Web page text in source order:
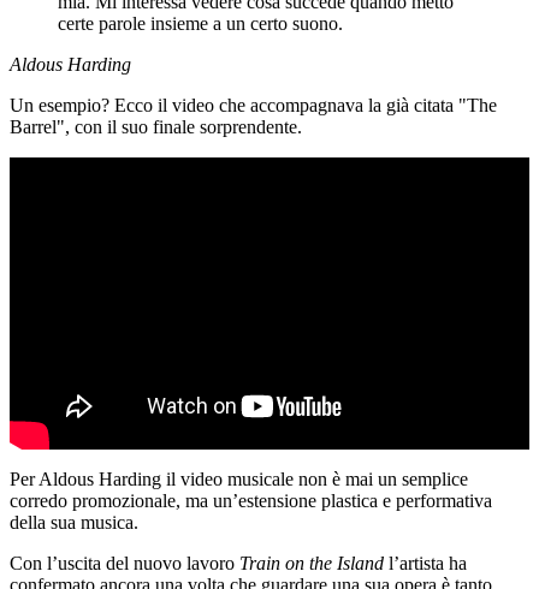
certe parole insieme a un certo suono.
Aldous Harding
Un esempio? Ecco il video che accompagnava la già citata "The
Barrel", con il suo finale sorprendente.
Per Aldous Harding il video musicale non è mai un semplice
corredo promozionale, ma un’estensione plastica e performativa
della sua musica.
Con l’uscita del nuovo lavoro Train on the Island l’artista ha
confermato ancora una volta che guardare una sua opera è tanto